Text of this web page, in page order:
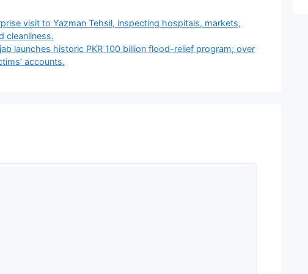
visit to Yazman Tehsil, inspecting hospitals, markets,
cleanliness.
launches historic PKR 100 billion flood-relief program; over
accounts.